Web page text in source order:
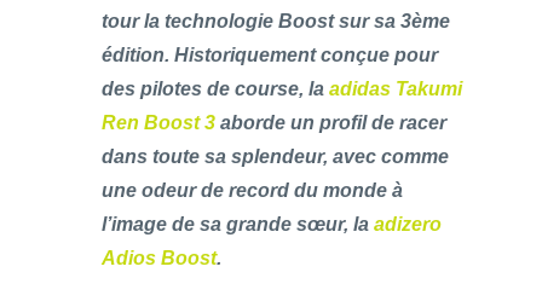
tour la technologie Boost sur sa 3ème
édition. Historiquement conçue pour
des pilotes de course, la adidas Takumi
Ren Boost 3 aborde un profil de racer
dans toute sa splendeur, avec comme
une odeur de record du monde à
l’image de sa grande sœur, la adizero
Adios Boost.